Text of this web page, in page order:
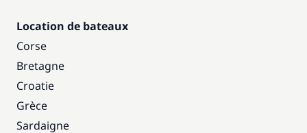
Location de bateaux
Corse
Bretagne
Croatie
Grèce
Sardaigne